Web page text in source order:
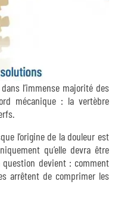
l’immense majorité des
mécanique : la vertèbre
l’origine de la douleur est
qu’elle devra être
question devient : comment
arrêtent de comprimer les